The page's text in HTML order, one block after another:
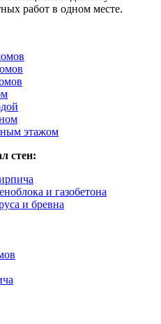
работ в одном месте.
этажом
стен:
и газобетона
и бревна